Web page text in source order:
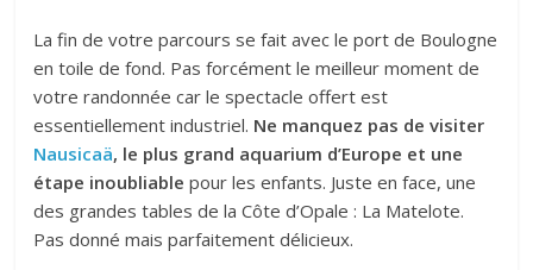
La fin de votre parcours se fait avec le port de Boulogne
en toile de fond. Pas forcément le meilleur moment de
votre randonnée car le spectacle offert est
essentiellement industriel. Ne manquez pas de visiter
Nausicaä, le plus grand aquarium d’Europe et une
étape inoubliable pour les enfants. Juste en face, une
des grandes tables de la Côte d’Opale : La Matelote.
Pas donné mais parfaitement délicieux.